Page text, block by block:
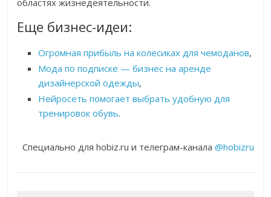
областях жизнедеятельности.
Еще бизнес-идеи:
Огромная прибыль на колесиках для чемоданов,
Мода по подписке — бизнес на аренде
дизайнерской одежды,
Нейросеть помогает выбрать удобную для
тренировок обувь.
Специально для hobiz.ru и телеграм-канала @hobizru